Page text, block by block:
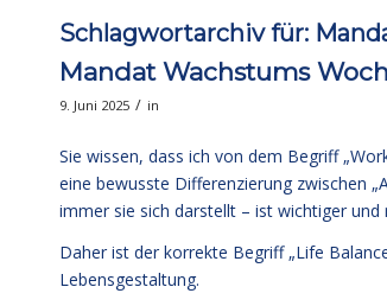
Schlagwortarchiv für:
Mandat Wachstums
9. Juni 2025 / in
Sie wissen, dass ich von dem Begriff
eine bewusste Differenzierung zwischen
immer sie sich darstellt – ist wichtiger
Daher ist der korrekte Begriff „Life
Lebensgestaltung.